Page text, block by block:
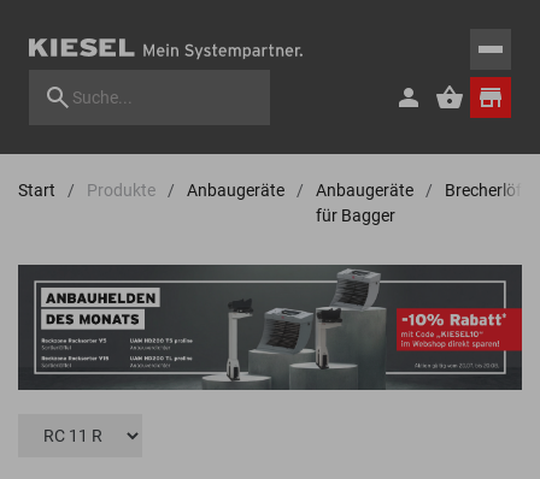
Start Produkte Anbaugeräte
Anbaugeräte
für Bagger
Brecherlöffel